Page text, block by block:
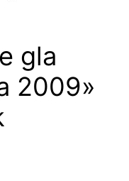
gla
2009»